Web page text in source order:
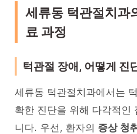
세류동 턱관절치과
료 과정
턱관절 장애, 어떻게 진
세류동 턱관절치과에서는
확한 진단을 위해 다각적인
니다. 우선, 환자의 증상 청